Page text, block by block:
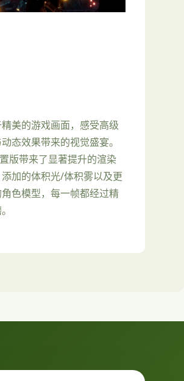
美的游戏画面，感受高级
态效果带来的视觉盛宴。
版带来了显著提升的渲染
加的体积光/体积雾以及更
色模型，每一帧都经过精